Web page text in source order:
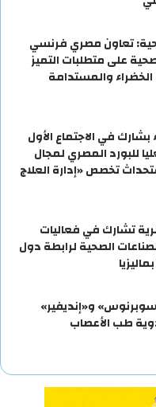
تعاون مصري فرنسي
على متطلبات التميز
والمستدامة
بشارك في الاجتماع الأول
للبورد المصري لمجال
تخصص «إدارة العلاج
تشارك في فعاليات
الصحية لرابطة دول
و«إنديفير»
طب الأعصاب